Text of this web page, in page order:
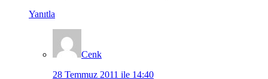
Yanıtla
Cenk
28 Temmuz 2011 ile 14:40